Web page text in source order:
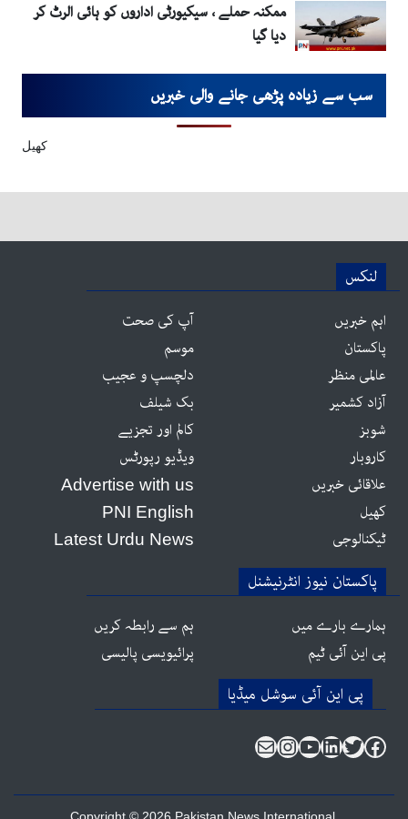
ممکنہ حملے ، سیکیورٹی اداروں کو ہائی الرٹ کر
دیا گیا
سب سے زیادہ پڑھی جانے والی خبریں
کھیل
لنکس
اہم خبریں
پاکستان
عالمی منظر
آزاد کشمیر
شوبز
کاروبار
علاقائی خبریں
کھیل
ٹیکنالوجی
آپ کی صحت
موسم
دلچسپ و عجیب
بک شیلف
کالم اور تجزیے
ویڈیو رپورٹس
Advertise with us
PNI English
Latest Urdu News
پاکستان نیوز انٹرنیشنل
ہمارے بارے میں
پی این آئی ٹیم
ہم سے رابطہ کریں
پرائیویسی پالیسی
Facebook
Twitter
LinkedIn
YouTube
Instagram
Mail
Copyright © 2026 Pakistan News International.